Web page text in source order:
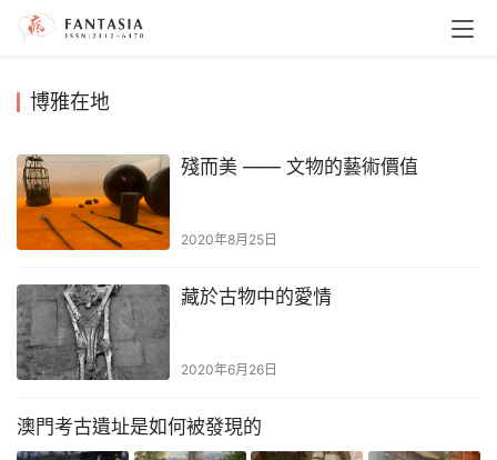
博雅在地
殘而美 —— 文物的藝術價值
2020年8月25日
藏於古物中的愛情
2020年6月26日
澳門考古遺址是如何被發現的